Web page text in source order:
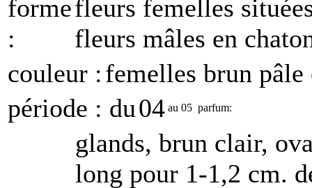
forme
:
fleurs femelles
fleurs mâles en
couleur :femelles brun
période : du04 au 05 parfum:
glands, brun clair,
long pour 1-1,2 cm.